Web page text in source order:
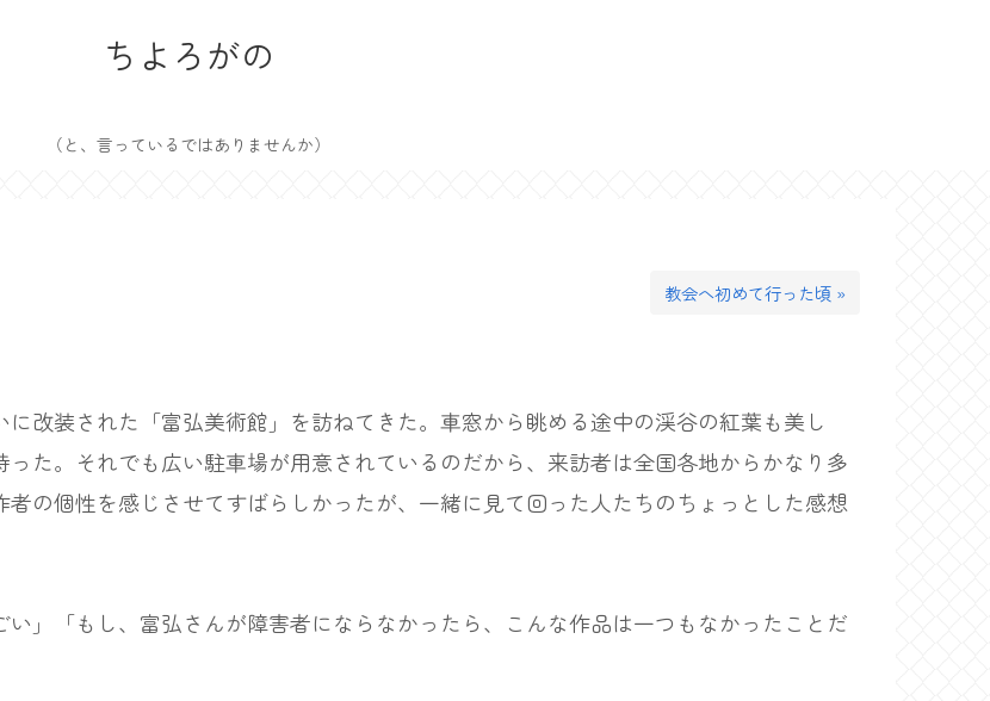
ちよろがの
（と、言っているではありませんか）
教会へ初めて行った頃 »
改装された「富弘美術館」を訪ねてきた。車窓から眺める途中の渓谷の紅葉も美し
た。それでも広い駐車場が用意されているのだから、来訪者は全国各地からかなり多
の個性を感じさせてすばらしかったが、一緒に見て回った人たちのちょっとした感想
」「もし、富弘さんが障害者にならなかったら、こんな作品は一つもなかったことだ